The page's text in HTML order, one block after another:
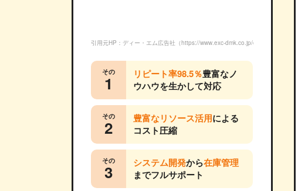
引用元HP：ディー・エム広告社（https://www.exc-dmk.co.jp/camp_lp/）
その
1 リピート率98.5％豊富なノ
ウハウを生かして対応
その
2 豊富なリソース活用による
コスト圧縮
その
3 システム開発から在庫管理
までフルサポート